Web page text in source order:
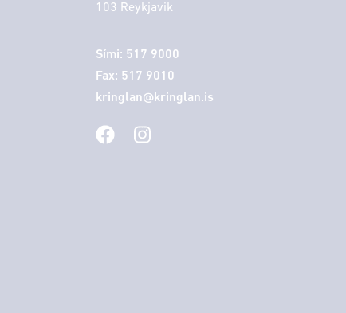
103 Reykjavik
Sími: 517 9000
Fax: 517 9010
kringlan@kringlan.is